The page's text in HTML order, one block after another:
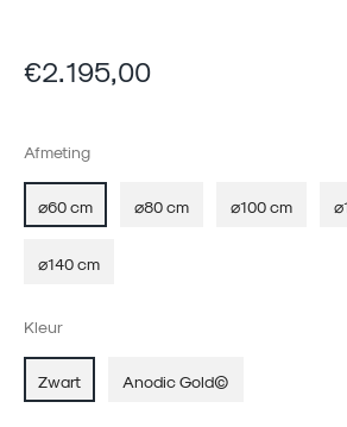
€2.195,00
Afmeting
⌀60 cm ⌀80 cm ⌀100 cm
⌀140 cm
Kleur
Zwart Anodic Gold©